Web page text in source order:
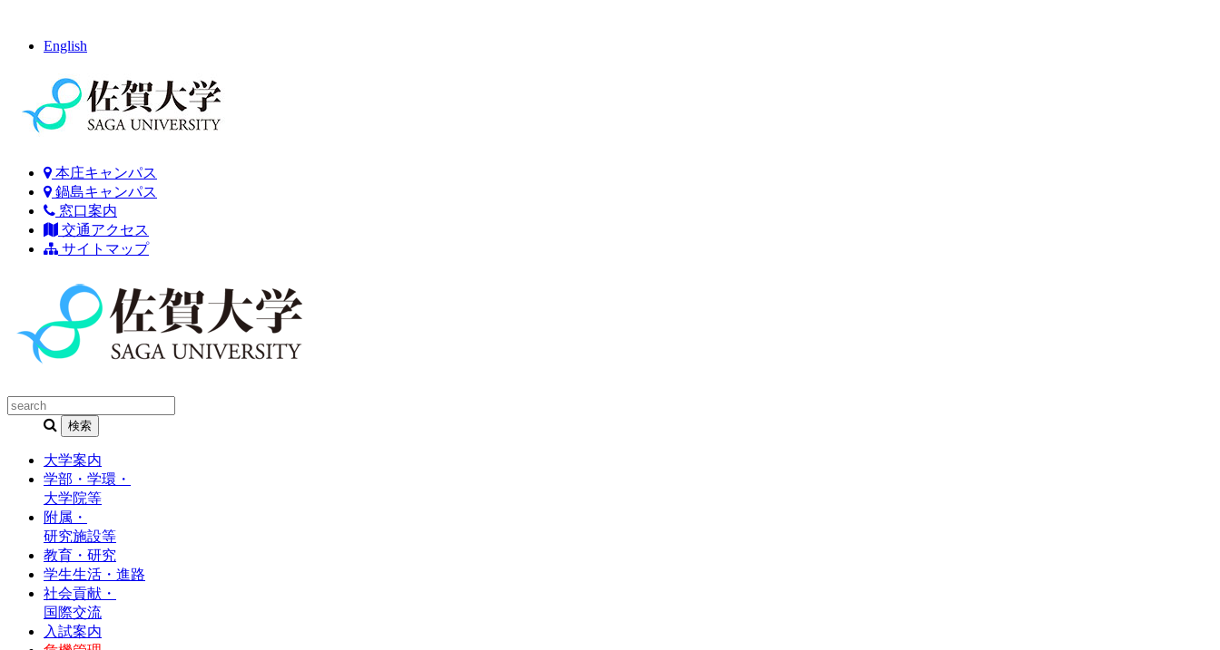
English
本庄キャンパス
鍋島キャンパス
窓口案内
交通アクセス
サイトマップ
大学案内
学部・学環・
大学院等
附属・
研究施設等
教育・研究
学生生活・進路
社会貢献・
国際交流
入試案内